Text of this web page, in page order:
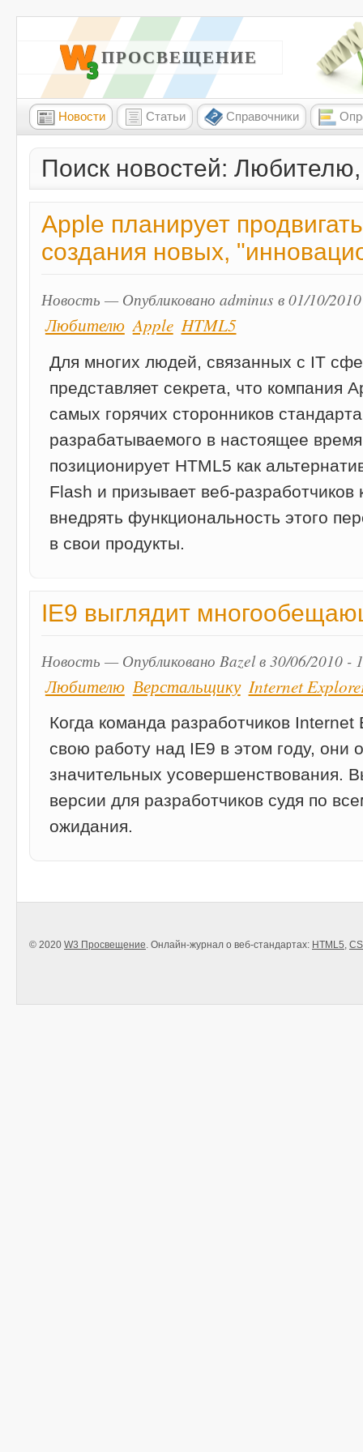
W3 ПРОСВЕЩЕНИЕ
Новости Статьи Справочники
Поиск новостей:
Apple планирует
создания новых,
Новость — Опубликовано adminus в 01/10/
Любителю Apple HTML5
Для многих людей, связанных с IT
представляет секрета, что компания
самых горячих сторонников
разрабатываемого в настоящее
позиционирует HTML5 как
Flash и призывает веб-разработчиков
внедрять функциональность этого
в свои продукты.
IE9 выглядит
Новость — Опубликовано Bazel в 30/06/2010 -
Любителю Верстальщику Internet
Когда команда разработчиков
свою работу над IE9 в этом году, они
значительных усовершенствования.
версии для разработчиков судя по
ожидания.
© 2020 W3 Просвещение. Онлайн-журнал о веб-стандартах: HTML5,